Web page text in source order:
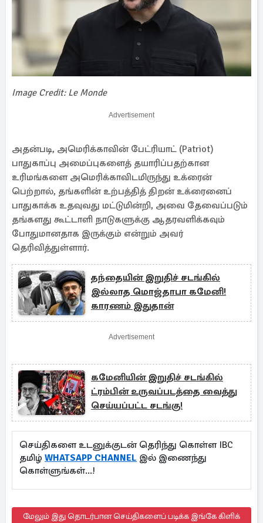
Image Credit: Le Monde
Advertisement
அதன்படி, அமெரிக்காவின் பேட்ரியாட் (Patriot)
பாதுகாப்பு அமைப்புகளைத் தயாரிப்பதற்கான
உரிமங்களை அமெரிக்காவிடமிருந்து உக்ரைன்
பெற்றால், தங்களின் உற்பத்தித் திறன் உக்ரைனைப்
பாதுகாக்க உதவுவது மட்டுமின்றி, அவை தேவைப்படும்
தங்களது கூட்டாளி நாடுகளுக்கு ஆதரவளிக்கவும்
போதுமானதாக இருக்கும் என்றும் அவர்
தெரிவித்துள்ளார்.
தந்தையின் இறுதிச் சடங்கில்
இல்லாத மொஜ்தாபா கமேனி!
காரணம் இதுதான்
Advertisement
கமேனியின் இறுதிச் சடங்கில்
ட்ரம்பின் உருவப்படத்தை வைத்து
செய்யப்பட்ட சடங்கு!
செய்திகளை உடனுக்குடன் தெரிந்து கொள்ள IBC
தமிழ் WHATSAPP CHANNEL இல் இணைந்து
கொள்ளுங்கள்...!
மேலும் இது தொடர்பான செய்திகளைப் படிக்க இங்கே கிளிக்